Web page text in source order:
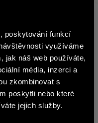
poskytování funkcí
využíváme
jak náš web používáte,
média, inzerci a
zkombinovat s
poskytli nebo které
jejich služby.
Inspirace Baťa.
diskuze a těšíme
SEKT není
18 let.
let?